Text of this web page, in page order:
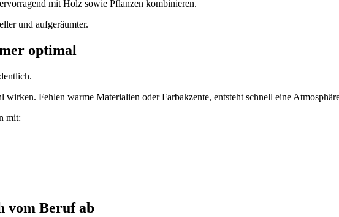
mit Holz sowie Pflanzen kombinieren.
und aufgeräumter.
optimal
Fehlen warme Materialien oder Farbakzente, entsteht schnell eine
mit:
vom Beruf ab